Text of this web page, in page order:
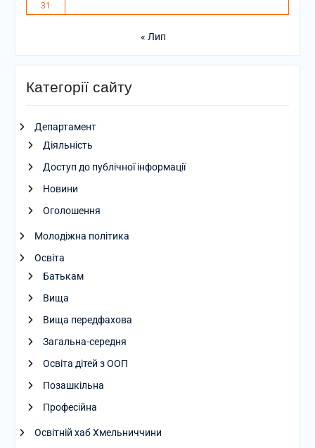
31
« Лип
Категорії сайту
Департамент
Діяльність
Доступ до публічної інформації
Новини
Оголошення
Молодіжна політика
Освіта
Батькам
Вища
Вища передфахова
Загальна-середня
Освіта дітей з ООП
Позашкільна
Професійна
Освітній хаб Хмельниччини